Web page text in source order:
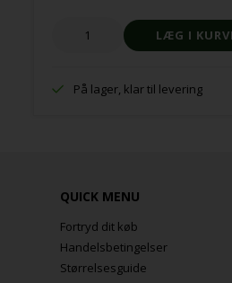
På lager, klar til levering
QUICK MENU
Fortryd dit køb
Handelsbetingelser
Størrelsesguide